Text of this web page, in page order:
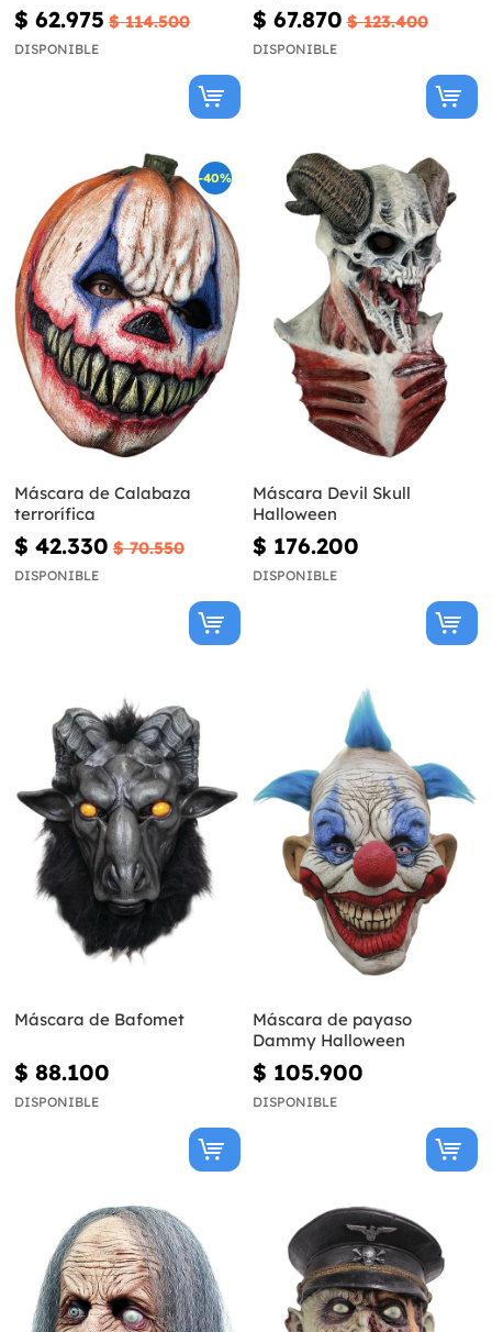
$ 62.975 $ 114.500
DISPONIBLE
$ 67.870 $ 123.400
DISPONIBLE
-40%
Máscara de Calabaza
terrorífica
$ 42.330 $ 70.550
DISPONIBLE
Máscara Devil Skull
Halloween
$ 176.200
DISPONIBLE
Máscara de Bafomet
$ 88.100
DISPONIBLE
Máscara de payaso
Dammy Halloween
$ 105.900
DISPONIBLE